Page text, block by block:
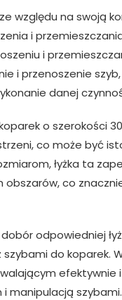
względu na swoją
i
i
i przenoszenie
danej
o szerokości
co może być
łyżka ta
co
odpowiedniej
do koparek.
efektywnie
manipulacją szybami.